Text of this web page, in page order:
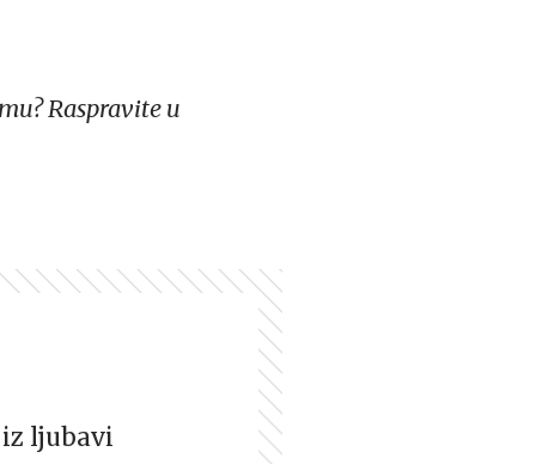
Raspravite u
ljubavi